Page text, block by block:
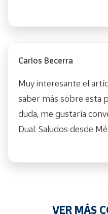
Carlos Becerra
Muy interesante el
saber más sobre esta
duda, me gustaría
Dual. Saludos desde
VER MÁS